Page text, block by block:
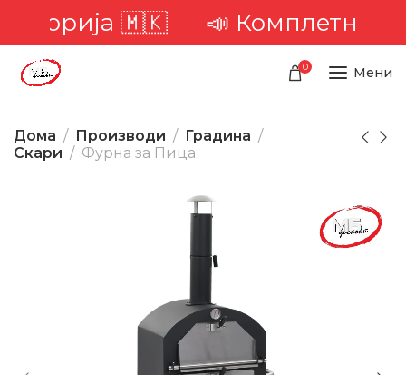
🇲🇰📣 Комплетна
0 Мени
Дома Производи
Градина
Скари
Фурна за Пица